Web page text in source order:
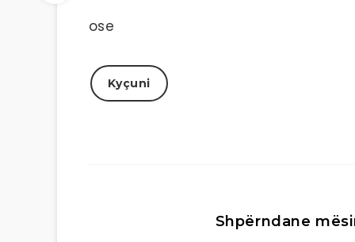
ose
Kyçuni
Shpërndane